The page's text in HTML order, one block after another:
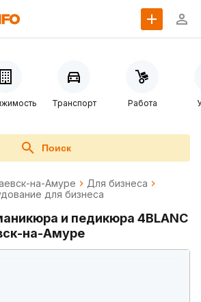
Транспорт Работа
Поиск
на-Амуре
Для бизнеса
для бизнеса
и педикюра 4BLANC
на-Амуре